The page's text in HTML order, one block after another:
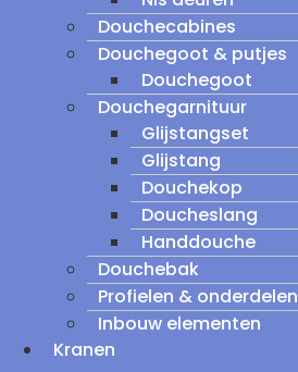
Douchecabines
Douchegoot & putjes
Douchegoot
Douchegarnituur
Glijstangset
Glijstang
Douchekop
Doucheslang
Handdouche
Douchebak
Profielen & onderdelen
Inbouw elementen
Kranen